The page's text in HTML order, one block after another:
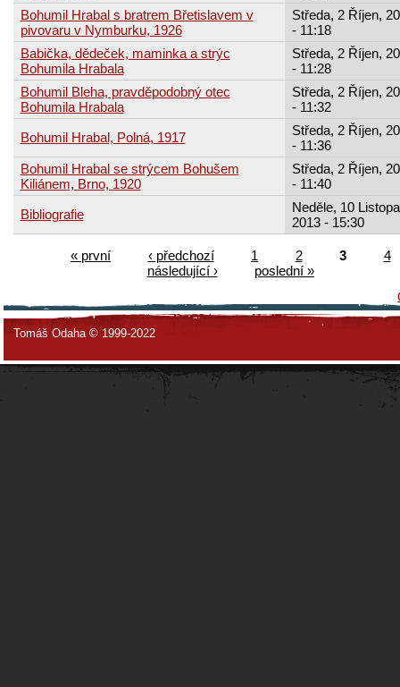
Bohumil Hrabal s bratrem Břetislavem v
pivovaru v Nymburku, 1926
Středa, 2 Říjen,
- 11:18
Babička, dědeček, maminka a strýc
Bohumila Hrabala
Středa, 2 Říjen,
- 11:28
Bohumil Bleha, pravděpodobný otec
Bohumila Hrabala
Středa, 2 Říjen,
- 11:32
Bohumil Hrabal, Polná, 1917
Středa, 2 Říjen,
- 11:36
Bohumil Hrabal se strýcem Bohušem
Kiliánem, Brno, 1920
Středa, 2 Říjen,
- 11:40
Bibliografie
Neděle, 10
2013 - 15:30
« první ‹ předchozí 1 2 3
4
následující ›
poslední »
Tomáš Odaha © 1999-2022